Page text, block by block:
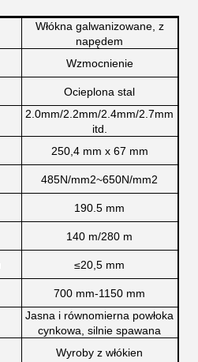
Włókna galwanizowane, z
napędem
Wzmocnienie
Ocieplona stal
2.0mm/2.2mm/2.4mm/2.7mm
itd.
250,4 mm x 67 mm
485N/mm2~650N/mm2
190.5 mm
140 m/280 m
≤20,5 mm
700 mm-1150 mm
Jasna i równomierna powłoka
cynkowa, silnie spawana
Wyroby z włókien